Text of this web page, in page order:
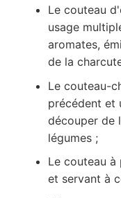
Le couteau
usage
aromates,
de la
Le couteau-
précédent et
découper de
légumes ;
Le couteau à
et servant à